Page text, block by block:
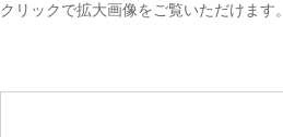
クリックで拡大画像をご覧いただけます。